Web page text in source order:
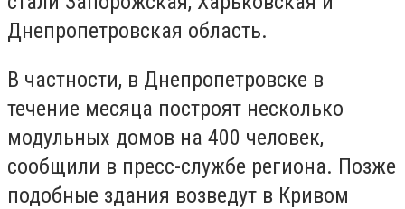
Днепропетровская область.
В частности, в Днепропетровске в
течение месяца построят несколько
модульных домов на 400 человек,
сообщили в пресс-службе региона. Позже
подобные здания возведут в Кривом